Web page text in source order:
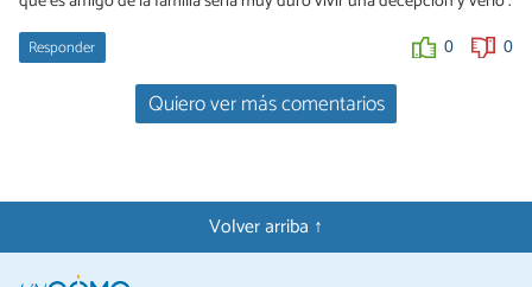
Ivan
es atracción sexual que es tipo yamado c
Responder 0 0
Quiero ver más comentarios
Volver arriba ↑